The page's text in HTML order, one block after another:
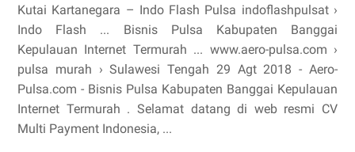
Kutai Kartanegara – Indo Flash Pulsa indoflashpulsat ›
Indo Flash ... Bisnis Pulsa Kabupaten Banggai
Kepulauan Internet Termurah ... www.aero-pulsa.com ›
pulsa murah › Sulawesi Tengah 29 Agt 2018 - Aero-
Pulsa.com - Bisnis Pulsa Kabupaten Banggai Kepulauan
Internet Termurah . Selamat datang di web resmi CV
Multi Payment Indonesia, ...